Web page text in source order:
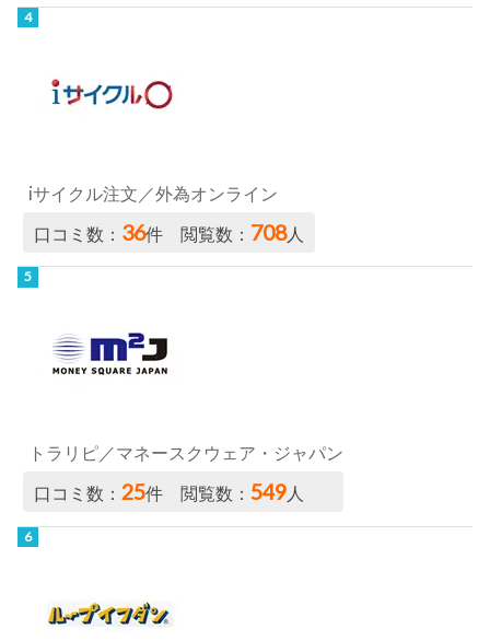
iサイクル注文／外為オンライン
口コミ数： 36件 閲覧数： 708人
トラリピ／マネースクウェア・ジャパン
口コミ数：25件 閲覧数：549人